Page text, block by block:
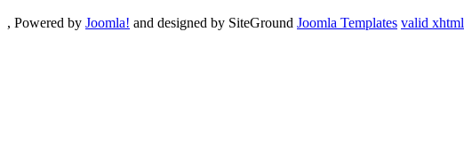
, Powered by Joomla! and designed by SiteGround Joomla Templates valid xhtml